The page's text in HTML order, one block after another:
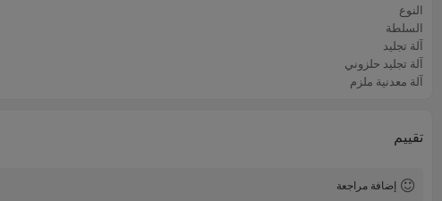
النوع
السلطة
آلة تجليد
آلة تجليد حلزوني
آلة معدنية ملزم
تقييم
إضافة مراجعة